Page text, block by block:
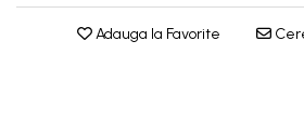
Adauga la Favorite